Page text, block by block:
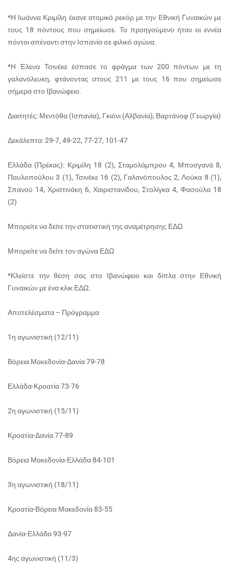
*Η Ιωάννα Κριμίλη έκανε ατομικό ρεκόρ με την Εθνική Γυναικών με
τους 18 πόντους που σημείωσε. Το προηγούμενο ήταν οι εννέα
πόντοι απέναντι στην Ισπανία σε φιλικό αγώνα.
*H Έλενα Τσινέκε έσπασε το φράγμα των 200 πόντων με τη
γαλανόλευκη, φτάνοντας στους 211 με τους 16 που σημείωσε
σήμερα στο Ιβανώφειο.
Διαιτητές: Μεντόθα (Ισπανία), Γκιόνι (Αλβανία), Βαρτάνοφ (Γεωργία)
Δεκάλεπτα: 29-7, 49-22, 77-27, 101-47
Ελλάδα (Πρέκας): Κριμίλη 18 (2), Σταμολάμπρου 4, Μποσγανά 8,
Παυλοπούλου 3 (1), Τσινέκε 16 (2), Γαλανόπουλος 2, Λούκα 8 (1),
Σπανού 14, Χριστινάκη 6, Χαιριστανίδου, Στολίγκα 4, Φασούλα 18
(2)
Μπορείτε να δείτε την στατιστική της αναμέτρησης ΕΔΩ
Μπορείτε να δείτε τον αγώνα ΕΔΩ
*Κλείστε την θέση σας στο Ιβανώφειο και δίπλα στην Εθνική
Γυναικών με ένα κλικ ΕΔΩ.
Αποτελέσματα – Πρόγραμμα
1η αγωνιστική (12/11)
Βόρεια Μακεδονία-Δανία 79-78
Ελλάδα-Κροατία 73-76
2η αγωνιστική (15/11)
Κροατία-Δανία 77-89
Βόρεια Μακεδονία-Ελλάδα 84-101
3η αγωνιστική (18/11)
Κροατία-Βόρεια Μακεδονία 83-55
Δανία-Ελλάδα 93-97
4ης αγωνιστική (11/3)